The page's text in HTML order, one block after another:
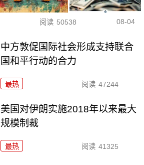
阅读 50538 08-04
中方敦促国际社会形成支持联合
国和平行动的合力
最热 阅读 47244
美国对伊朗实施2018年以来最大
规模制裁
最热 阅读 41325